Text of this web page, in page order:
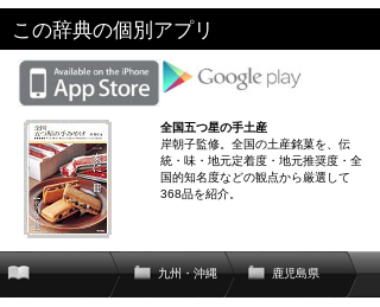
この辞典の個別アプリ
全国五つ星の手土産
岸朝子監修。全国の土産銘菓を、伝
統・味・地元定着度・地元推奨度・全
国的知名度などの観点から厳選して
368品を紹介。
九州・沖縄 鹿児島県